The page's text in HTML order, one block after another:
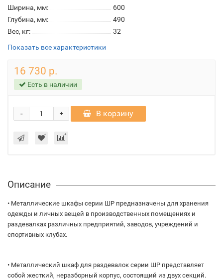
Ширина, мм:
600
Глубина, мм:
490
Вес, кг:
32
Показать все характеристики
16 730 р.
Есть в наличии
+
- В корзину
Описание
• Металлические шкафы серии ШР предназначены для хранения
одежды и личных вещей в производственных помещениях и
раздевалках различных предприятий, заводов, учреждений и
спортивных клубах.
• Металлический шкаф для раздевалок серии ШР представляет
собой жесткий, неразборный корпус, состоящий из двух секций.